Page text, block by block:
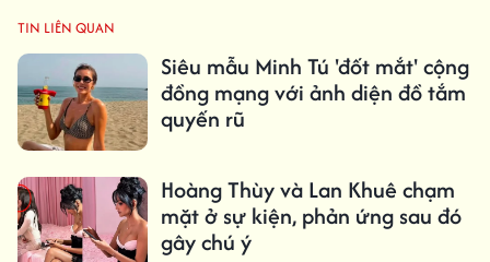
TIN LIÊN QUAN
Siêu mẫu Minh Tú 'đốt mắt' cộng
đồng mạng với ảnh diện đồ tắm
quyến rũ
Hoàng Thùy và Lan Khuê chạm
mặt ở sự kiện, phản ứng sau đó
gây chú ý